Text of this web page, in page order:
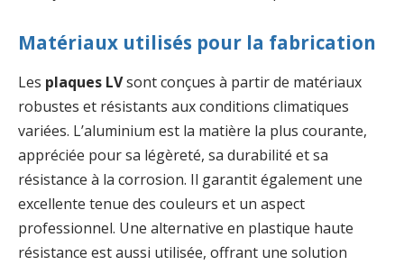
Matériaux utilisés pour la fabrication
Les plaques LVsont conçues à partir de matériaux
robustes et résistants aux conditions climatiques
variées. L’aluminium est la matière la plus courante,
appréciée pour sa légèreté, sa durabilité et sa
résistance à la corrosion. Il garantit également une
excellente tenue des couleurs et un aspect
professionnel. Une alternative en plastique haute
résistance est aussi utilisée, offrant une solution